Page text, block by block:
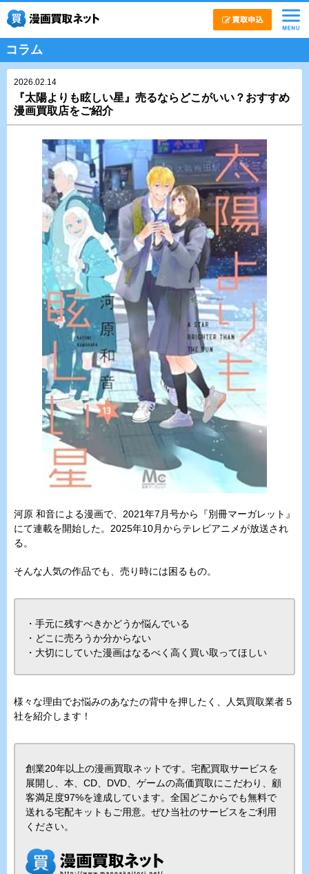
コラム
2026.02.14
『太陽よりも眩しい星』売るならどこがいい？おすすめ
漫画買取店をご紹介
河原 和音による漫画で、2021年7月号から『別冊マーガレット』
にて連載を開始した。2025年10月からテレビアニメが放送され
る。
そんな人気の作品でも、売り時には困るもの。
・手元に残すべきかどうか悩んでいる
・どこに売ろうか分からない
・大切にしていた漫画はなるべく高く買い取ってほしい
様々な理由でお悩みのあなたの背中を押したく、人気買取業者５
社を紹介します！
創業20年以上の漫画買取ネットです。宅配買取サービスを
展開し、本、CD、DVD、ゲームの高価買取にこだわり、顧
客満足度97%を達成しています。全国どこからでも無料で
送れる宅配キットもご用意。ぜひ当社のサービスをご利用
ください。